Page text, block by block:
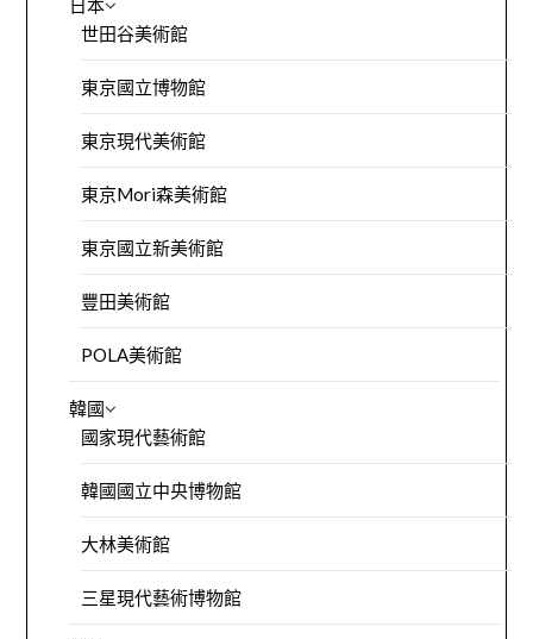
日本
世田谷美術館
東京國立博物館
東京現代美術館
東京Mori森美術館
東京國立新美術館
豐田美術館
POLA美術館
韓國
國家現代藝術館
韓國國立中央博物館
大林美術館
三星現代藝術博物館